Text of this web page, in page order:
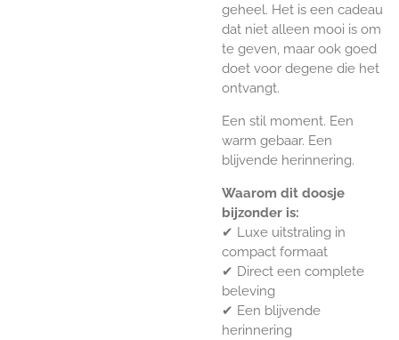
geheel. Het is een cadeau
dat niet alleen mooi is om
te geven, maar ook goed
doet voor degene die het
ontvangt.
Een stil moment. Een
warm gebaar. Een
blijvende herinnering.
Waarom dit doosje
bijzonder is:
✔ Luxe uitstraling in
compact formaat
✔ Direct een complete
beleving
✔ Een blijvende
herinnering